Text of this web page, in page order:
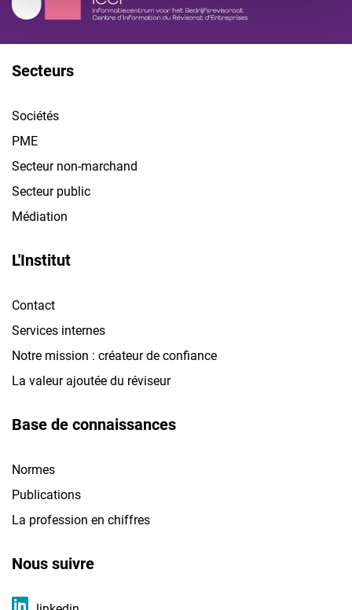
Secteurs
Sociétés
PME
Secteur non-marchand
Secteur public
Médiation
L'Institut
Contact
Services internes
Notre mission : créateur de confiance
La valeur ajoutée du réviseur
Base de connaissances
Normes
Publications
La profession en chiffres
Nous suivre